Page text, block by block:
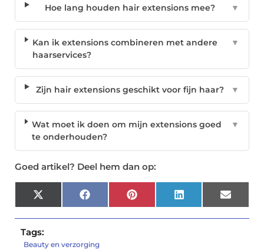
Hoe lang houden hair extensions mee? ▼
Kan ik extensions combineren met andere
haarservices?
▼
Zijn hair extensions geschikt voor fijn haar? ▼
Wat moet ik doen om mijn extensions goed
te onderhouden?
▼
Goed artikel? Deel hem dan op:
X
(Twitter)
Facebook Pinterest LinkedIn Email
Tags:
Beauty en verzorging